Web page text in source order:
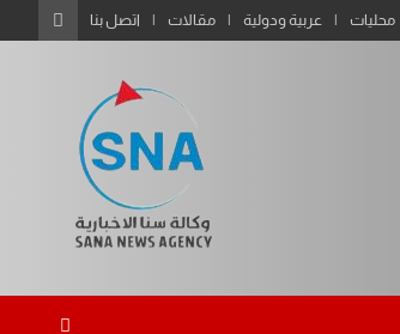
محليات عربية ودولية مقالات اتصل بنا